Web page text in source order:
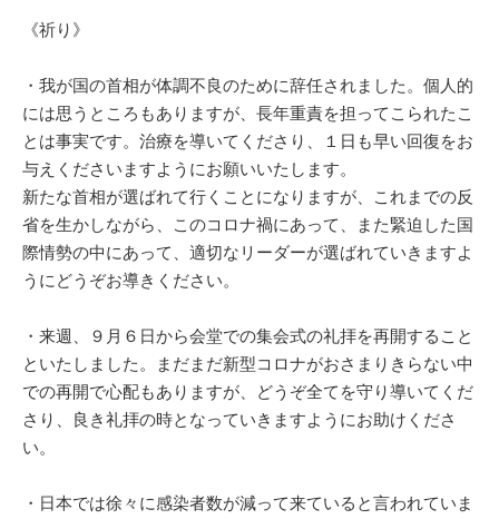
《祈り》
・我が国の首相が体調不良のために辞任されました。個人的
には思うところもありますが、長年重責を担ってこられたこ
とは事実です。治療を導いてくださり、１日も早い回復をお
与えくださいますようにお願いいたします。
新たな首相が選ばれて行くことになりますが、これまでの反
省を生かしながら、このコロナ禍にあって、また緊迫した国
際情勢の中にあって、適切なリーダーが選ばれていきますよ
うにどうぞお導きください。
・来週、９月６日から会堂での集会式の礼拝を再開すること
といたしました。まだまだ新型コロナがおさまりきらない中
での再開で心配もありますが、どうぞ全てを守り導いてくだ
さり、良き礼拝の時となっていきますようにお助けくださ
い。
・日本では徐々に感染者数が減って来ていると言われていま